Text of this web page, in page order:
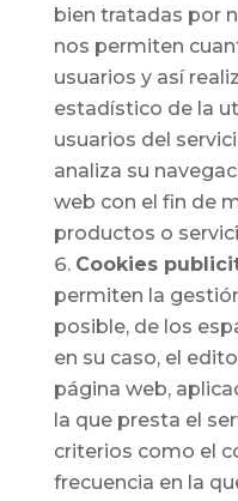
bien tratadas por
nos permiten
usuarios y así
estadístico de la
usuarios del
analiza su
web con el fin de
productos o
Cookies
permiten la
posible, de los
en su caso, el
página web,
la que presta el
criterios como el
frecuencia en la